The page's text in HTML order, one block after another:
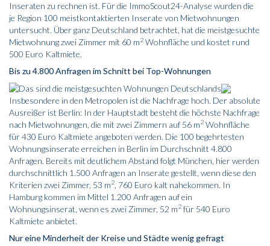
Inseraten zu rechnen ist. Für die ImmoScout24-Analyse wurden die
je Region 100 meistkontaktierten Inserate von Mietwohnungen
untersucht. Über ganz Deutschland betrachtet, hat die meistgesuchte
Mietwohnung zwei Zimmer mit 60 m2 Wohnfläche und kostet rund
500 Euro Kaltmiete.
Bis zu 4.800 Anfragen im Schnitt bei Top-Wohnungen
Insbesondere in den Metropolen ist die Nachfrage hoch. Der absolute
Ausreißer ist Berlin: In der Hauptstadt besteht die höchste Nachfrage
nach Mietwohnungen, die mit zwei Zimmern auf 56 m2 Wohnfläche
für 430 Euro Kaltmiete angeboten werden. Die 100 begehrtesten
Wohnungsinserate erreichen in Berlin im Durchschnitt 4.800
Anfragen. Bereits mit deutlichem Abstand folgt München, hier werden
durchschnittlich 1.500 Anfragen an Inserate gestellt, wenn diese den
Kriterien zwei Zimmer, 53 m2, 760 Euro kalt nahekommen. In
Hamburg kommen im Mittel 1.200 Anfragen auf ein
Wohnungsinserat, wenn es zwei Zimmer, 52 m2 für 540 Euro
Kaltmiete anbietet.
Nur eine Minderheit der Kreise und Städte wenig gefragt